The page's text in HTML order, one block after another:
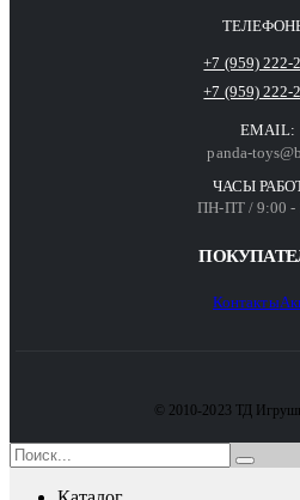
+7 (959) 222-
+7 (959) 222-
EMAIL:
panda-
ЧАСЫ
ПН-ПТ / 9:00 -
Контакты
© 2010-2023 ТД